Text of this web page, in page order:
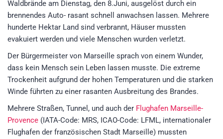
Waldbrände am Dienstag, den 8.Juni, ausgelöst durch ein
brennendes Auto- rasant schnell anwachsen lassen. Mehrere
hunderte Hektar Land sind verbrannt, Häuser mussten
evakuiert werden und viele Menschen wurden verletzt.
Der Bürgermeister von Marseille sprach von einem Wunder,
dass kein Mensch sein Leben lassen musste. Die extreme
Trockenheit aufgrund der hohen Temperaturen und die starken
Winde führten zu einer rasanten Ausbreitung des Brandes.
Mehrere Straßen, Tunnel, und auch der Flughafen Marseille-
Provence (IATA-Code: MRS, ICAO-Code: LFML, internationaler
Flughafen der französischen Stadt Marseille) mussten